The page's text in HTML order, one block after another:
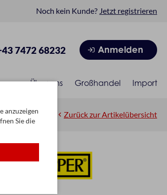
Noch kein Kunde? Jetzt registrieren
7472 68232 Anmelden
Über uns Großhandel Import
Zurück zur Artikelübersicht
anzuzeigen
Sie die